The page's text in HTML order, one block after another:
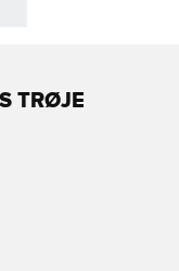
TRØJE